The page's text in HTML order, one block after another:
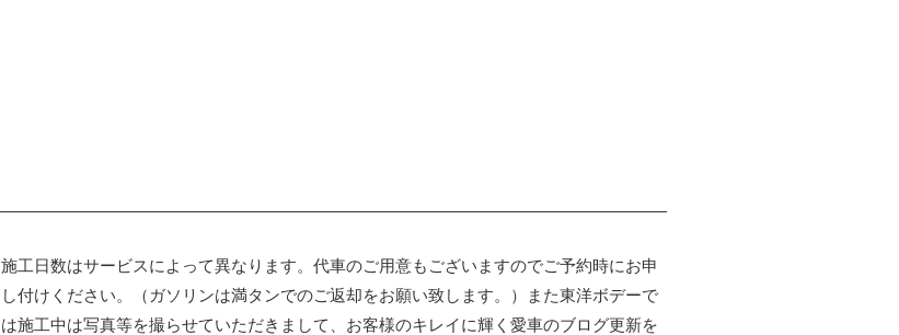
施工日数はサービスによって異なります。代車のご用意もございますのでご予約時にお申
し付けください。（ガソリンは満タンでのご返却をお願い致します。）また東洋ボデーで
は施工中は写真等を撮らせていただきまして、お客様のキレイに輝く愛車のブログ更新を